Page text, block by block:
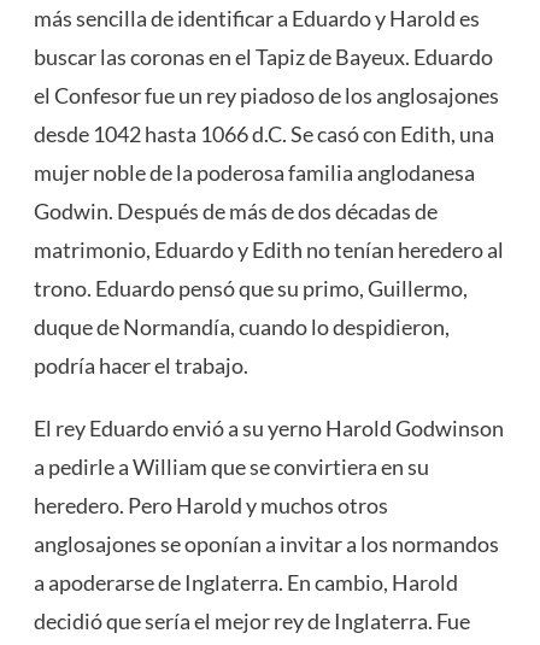
más sencilla de identificar a Eduardo y Harold es
buscar las coronas en el Tapiz de Bayeux. Eduardo
el Confesor fue un rey piadoso de los anglosajones
desde 1042 hasta 1066 d.C. Se casó con Edith, una
mujer noble de la poderosa familia anglodanesa
Godwin. Después de más de dos décadas de
matrimonio, Eduardo y Edith no tenían heredero al
trono. Eduardo pensó que su primo, Guillermo,
duque de Normandía, cuando lo despidieron,
podría hacer el trabajo.
El rey Eduardo envió a su yerno Harold Godwinson
a pedirle a William que se convirtiera en su
heredero. Pero Harold y muchos otros
anglosajones se oponían a invitar a los normandos
a apoderarse de Inglaterra. En cambio, Harold
decidió que sería el mejor rey de Inglaterra. Fue